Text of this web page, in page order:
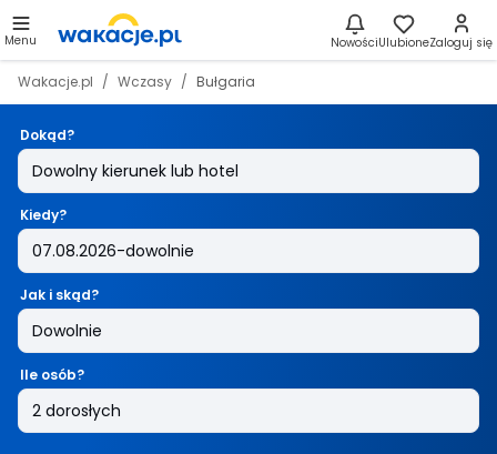
Menu NowościUlubioneZaloguj się
Wakacje.pl Wczasy Bułgaria
Dokąd?
Kiedy?
Jak i skąd?
Ile osób?